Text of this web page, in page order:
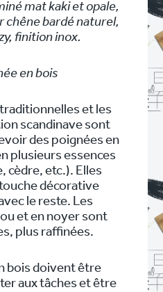
mat kaki et opale,
chêne bardé naturel,
finition inox.
en bois
et les
scandinave sont
des poignées en
plusieurs essences
cèdre, etc.). Elles
décorative
le reste. Les
et en noyer sont
plus raffinées.
bois doivent être
aux tâches et être